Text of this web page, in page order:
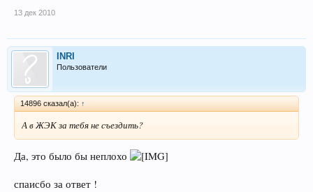
13 дек 2010
INRI
Пользователи
14896 сказал(а): ↑
А в ЖЭК за тебя не съездить?
Да, это было бы неплохо
спаисбо за ответ !